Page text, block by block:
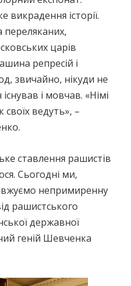
викрадення історії.
переляканих,
царів
репресій і
звичайно, нікуди не
і мовчав. «Німі
своїх ведуть», –
ставлення рашистів
Сьогодні ми,
непримиренну
рашистського
державної
геній Шевченка